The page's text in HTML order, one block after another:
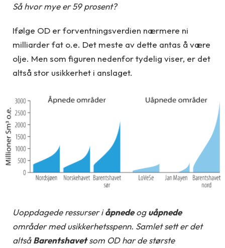
Så hvor mye er 59 prosent?
Ifølge OD er forventningsverdien nærmere ni
milliarder fat o.e. Det meste av dette antas å være
olje. Men som figuren nedenfor tydelig viser, er det
altså stor usikkerhet i anslaget.
Uoppdagede ressurser iåpnedeoguåpnede
områder med usikkerhetsspenn. Samlet sett er det
altsåBarentshavetsom OD har de største